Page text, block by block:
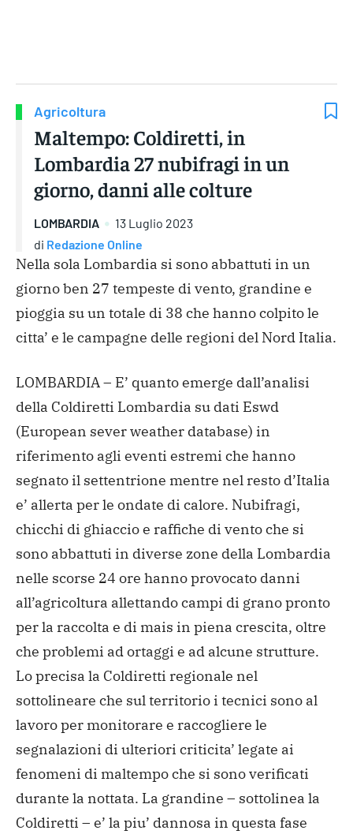
Agricoltura
Maltempo: Coldiretti, in
Lombardia 27 nubifragi in un
giorno, danni alle colture
LOMBARDIA
13 Luglio 2023
di Redazione Online
Nella sola Lombardia si sono abbattuti in un
giorno ben 27 tempeste di vento, grandine e
pioggia su un totale di 38 che hanno colpito le
citta’ e le campagne delle regioni del Nord Italia.
LOMBARDIA – E’ quanto emerge dall’analisi
della Coldiretti Lombardia su dati Eswd
(European sever weather database) in
riferimento agli eventi estremi che hanno
segnato il settentrione mentre nel resto d’Italia
e’ allerta per le ondate di calore. Nubifragi,
chicchi di ghiaccio e raffiche di vento che si
sono abbattuti in diverse zone della Lombardia
nelle scorse 24 ore hanno provocato danni
all’agricoltura allettando campi di grano pronto
per la raccolta e di mais in piena crescita, oltre
che problemi ad ortaggi e ad alcune strutture.
Lo precisa la Coldiretti regionale nel
sottolineare che sul territorio i tecnici sono al
lavoro per monitorare e raccogliere le
segnalazioni di ulteriori criticita’ legate ai
fenomeni di maltempo che si sono verificati
durante la nottata. La grandine – sottolinea la
Coldiretti – e’ la piu’ dannosa in questa fase